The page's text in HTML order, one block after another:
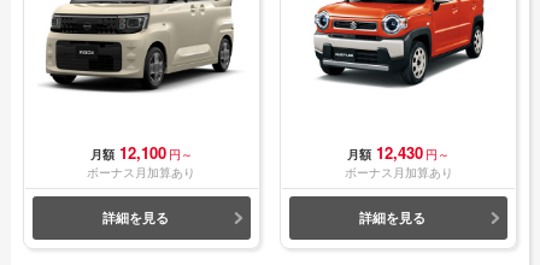
月額 12,100 円～
ボーナス月加算あり
詳細を見る
月額 12,430 円～
ボーナス月加算あり
詳細を見る